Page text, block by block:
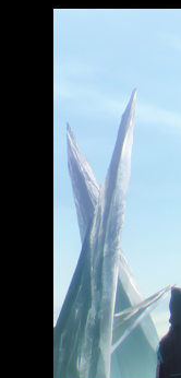
https://
https://
《靜岡出發☆
旅》第四話 同
https://